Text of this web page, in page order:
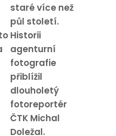
staré více než
půl století.
Historii
agenturní
fotografie
přiblížil
dlouholetý
fotoreportér
ČTK Michal
Doležal.